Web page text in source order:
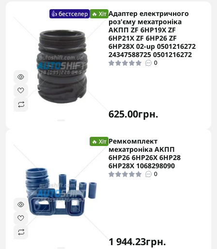
👍 бестселер 🔥 Хіт Адаптер електричного
роз'єму мехатроніка
АКПП ZF 6HP19X ZF
6HP21X ZF 6HP26 ZF
6HP28X 02-up 0501216272
24347588725 0501216272
0
625.00грн.
🔥 Хіт Ремкомплект
мехатроніка АКПП
6HP26 6HP26X 6HP28
6HP28X 1068298090
0
1 944.23грн.